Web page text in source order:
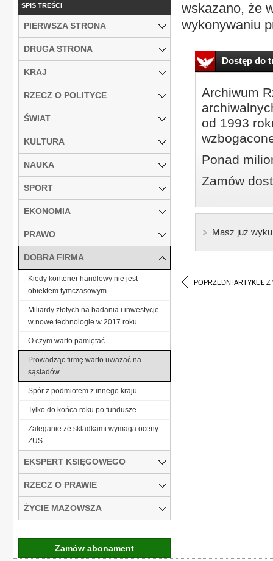
wskazano, że
wykonywaniu
Dostęp do
Archiwum
od 1993
Ponad
Zamów
Masz już
POPRZEDNI ARTYKUŁ Z
SPIS TREŚCI
PIERWSZA STRONA
DRUGA STRONA
KRAJ
RZECZ O POLITYCE
ŚWIAT
KULTURA
NAUKA
SPORT
EKONOMIA
PRAWO
DOBRA FIRMA
Kiedy kontener handlowy nie jest
obiektem tymczasowym
Miliardy złotych na badania i inwestycje
w nowe technologie w 2017 roku
O czym warto pamiętać
Prowadząc firmę warto uważać na
sąsiadów
Spór z podmiotem z innego kraju
Tylko do końca roku po fundusze
Zaleganie ze składkami wymaga oceny
ZUS
EKSPERT KSIĘGOWEGO
RZECZ O PRAWIE
ŻYCIE MAZOWSZA
Zamów abonament